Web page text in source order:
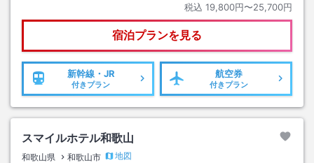
税込 19,800円〜25,700円
宿泊プランを見る
新幹線・JR
付きプラン
航空券
付きプラン
スマイルホテル和歌山
和歌山県 和歌山市
地図